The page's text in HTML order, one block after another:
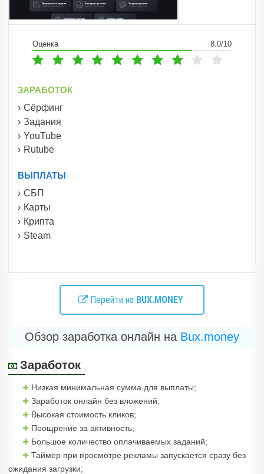
Оценка 8.0/10
ЗАРАБОТОК
Сёрфинг
Задания
YouTube
Rutube
ВЫПЛАТЫ
СБП
Карты
Крипта
Steam
Перейти на BUX.MONEY
Обзор заработка онлайн на Bux.money
Заработок
Низкая минимальная сумма для выплаты;
Заработок онлайн без вложений;
Высокая стоимость кликов;
Поощрение за активность;
Большое количество оплачиваемых заданий;
Таймер при просмотре рекламы запускается сразу без
ожидания загрузки;